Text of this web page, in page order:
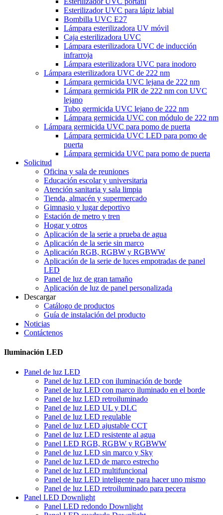
Esterilizador UVC para lápiz labial
Bombilla UVC E27
Lámpara esterilizadora UV móvil
Caja esterilizadora UVC
Lámpara esterilizadora UVC de inducción
infrarroja
Lámpara esterilizadora UVC para inodoro
Lámpara esterilizadora UVC de 222 nm
Lámpara germicida UVC lejana de 222 nm
Lámpara germicida PIR de 222 nm con UVC
lejano
Tubo germicida UVC lejano de 222 nm
Lámpara germicida UVC con módulo de 222 nm
Lámpara germicida UVC para pomo de puerta
Lámpara germicida UVC LED para pomo de
puerta
Lámpara germicida UVC para pomo de puerta
Solicitud
Oficina y sala de reuniones
Educación escolar y universitaria
Atención sanitaria y sala limpia
Tienda, almacén y supermercado
Gimnasio y lugar deportivo
Estación de metro y tren
Hogar y otros
Aplicación de la serie a prueba de agua
Aplicación de la serie sin marco
Aplicación RGB, RGBW y RGBWW
Aplicación de la serie de luces empotradas de panel
LED
Panel de luz de gran tamaño
Aplicación de luz de panel personalizada
Descargar
Catálogo de productos
Guía de instalación del producto
Noticias
Contáctenos
Iluminación LED
Panel de luz LED
Panel de luz LED con iluminación de borde
Panel de luz LED con marco iluminado en el borde
Panel de luz LED retroiluminado
Panel de luz LED UL y DLC
Panel de luz LED regulable
Panel de luz LED ajustable CCT
Panel de luz LED resistente al agua
Panel LED RGB, RGBW y RGBWW
Panel de luz LED sin marco y Sky
Panel de luz LED de marco estrecho
Panel de luz LED multifuncional
Panel de luz LED inteligente para hacer uno mismo
Panel de luz LED retroiluminado para pecera
Panel LED Downlight
Panel LED redondo Downlight